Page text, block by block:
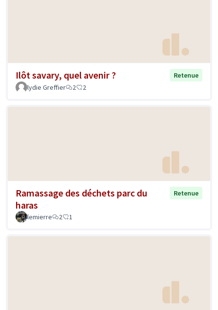
Ilôt savary, quel avenir ?
Retenue
lydie Greffier
2 2
Ramassage des déchets parc du
haras
Retenue
lemierre 2 1